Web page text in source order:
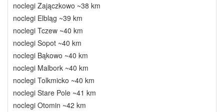
noclegi Zajączkowo ~38 km
noclegi Elbląg ~39 km
noclegi Tczew ~40 km
noclegi Sopot ~40 km
noclegi Bąkowo ~40 km
noclegi Malbork ~40 km
noclegi Tolkmicko ~40 km
noclegi Stare Pole ~41 km
noclegi Otomin ~42 km